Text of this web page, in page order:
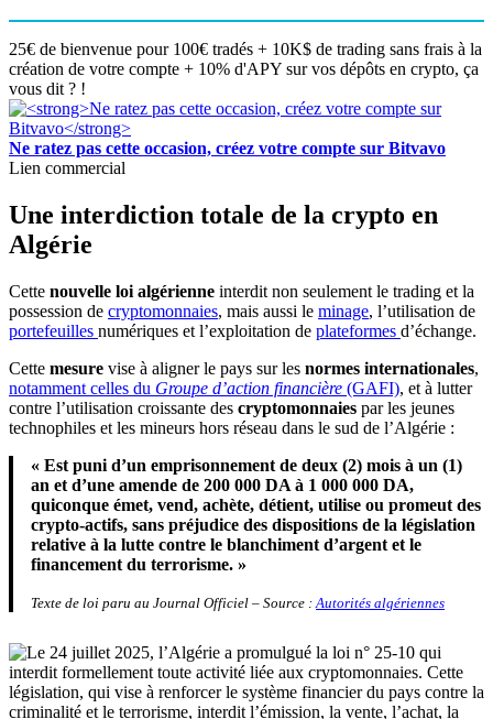
25€ de bienvenue pour 100€ tradés + 10K$ de trading sans frais à la
création de votre compte + 10% d'APY sur vos dépôts en crypto, ça
vous dit ? !
Ne ratez pas cette occasion, créez votre compte sur Bitvavo
Lien commercial
Une interdiction totale de la crypto en
Algérie
Cette nouvelle loi algérienne interdit non seulement le trading et la
possession de cryptomonnaies, mais aussi le minage, l’utilisation de
portefeuilles numériques et l’exploitation de plateformes d’échange.
Cette mesure vise à aligner le pays sur les normes internationales,
notamment celles du Groupe d’action financière (GAFI), et à lutter
contre l’utilisation croissante des cryptomonnaies par les jeunes
technophiles et les mineurs hors réseau dans le sud de l’Algérie :
« Est puni d’un emprisonnement de deux (2) mois à un (1)
an et d’une amende de 200 000 DA à 1 000 000 DA,
quiconque émet, vend, achète, détient, utilise ou promeut des
crypto-actifs, sans préjudice des dispositions de la législation
relative à la lutte contre le blanchiment d’argent et le
financement du terrorisme. »
Texte de loi paru au Journal Officiel – Source : Autorités algériennes